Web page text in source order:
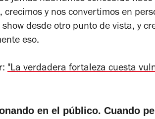
crecimos y nos convertimos en
show desde otro punto de vista, y
eso.
"La verdadera fortaleza cuesta
en el público. Cuando